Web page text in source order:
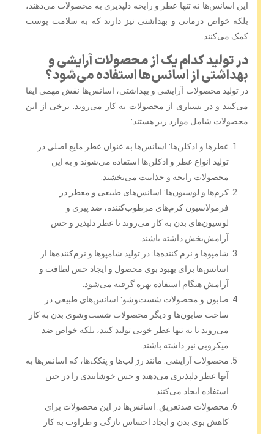
این اسانس‌ها نه تنها عطر و رایحه دلپذیری به محصولات می‌دهند،
بلکه خواص درمانی و بهداشتی نیز دارند که به سلامت پوست
کمک می‌کنند.
در تولید کدام یک از محصولات آرایشی و
بهداشتی از اسانس‌ها استفاده می‌شود؟
در تولید محصولات آرایشی و بهداشتی، اسانس‌ها نقش مهمی ایفا
می‌کنند و در بسیاری از محصولات به کار می‌روند. برخی از این
محصولات شامل موارد زیر هستند:
عطرها و ادکلن‌ها: اسانس‌ها به عنوان عطر مایع اصلی در
تولید انواع عطر و ادکلن‌ها استفاده می‌شوند و به این
محصولات رایحه و جذابیت می‌بخشند.
کرم‌ها و لوسیون‌ها: اسانس‌های طبیعی و معطر در
فرمولاسیون کرم‌های مرطوب‌کننده، ضد پیری و
لوسیون‌های بدن به کار می‌روند تا عطر دلپذیر و حس
آرامش‌بخش داشته باشند.
شامپوها و نرم کننده‌ها: در تولید شامپوها و نرم‌کننده‌ها از
اسانس‌ها برای بهبود بوی محصول و ایجاد حس لطافت و
آرامش هنگام استفاده بهره گرفته می‌شود.
صابون و محصولات شست‌وشو: اسانس‌های طبیعی در
ساخت صابون‌ها و دیگر محصولات شست‌وشوی بدن به کار
می‌روند تا نه تنها عطر خوبی تولید کنند، بلکه خواص ضد
میکروبی نیز داشته باشند.
محصولات آرایشی: مانند رژ لب‌ها و پنکک‌ها، که اسانس‌ها به
آنها عطر دلپذیری می‌دهند و حس خوشایندی را در حین
استفاده ایجاد می‌کنند.
محصولات ضدتعریق: اسانس‌ها در این محصولات برای
کاهش بوی بدن و ایجاد احساس تازگی و طراوت به کار